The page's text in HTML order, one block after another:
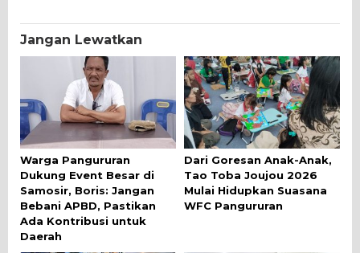
Jangan Lewatkan
Warga Pangururan
Dukung Event Besar di
Samosir, Boris: Jangan
Bebani APBD, Pastikan
Ada Kontribusi untuk
Daerah
Dari Goresan Anak-Anak,
Tao Toba Joujou 2026
Mulai Hidupkan Suasana
WFC Pangururan